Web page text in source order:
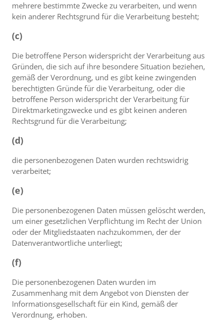
mehrere bestimmte Zwecke zu verarbeiten, und wenn
kein anderer Rechtsgrund für die Verarbeitung besteht;
(c)
Die betroffene Person widerspricht der Verarbeitung aus
Gründen, die sich auf ihre besondere Situation beziehen,
gemäß der Verordnung, und es gibt keine zwingenden
berechtigten Gründe für die Verarbeitung, oder die
betroffene Person widerspricht der Verarbeitung für
Direktmarketingzwecke und es gibt keinen anderen
Rechtsgrund für die Verarbeitung;
(d)
die personenbezogenen Daten wurden rechtswidrig
verarbeitet;
(e)
Die personenbezogenen Daten müssen gelöscht werden,
um einer gesetzlichen Verpflichtung im Recht der Union
oder der Mitgliedstaaten nachzukommen, der der
Datenverantwortliche unterliegt;
(f)
Die personenbezogenen Daten wurden im
Zusammenhang mit dem Angebot von Diensten der
Informationsgesellschaft für ein Kind, gemäß der
Verordnung, erhoben.